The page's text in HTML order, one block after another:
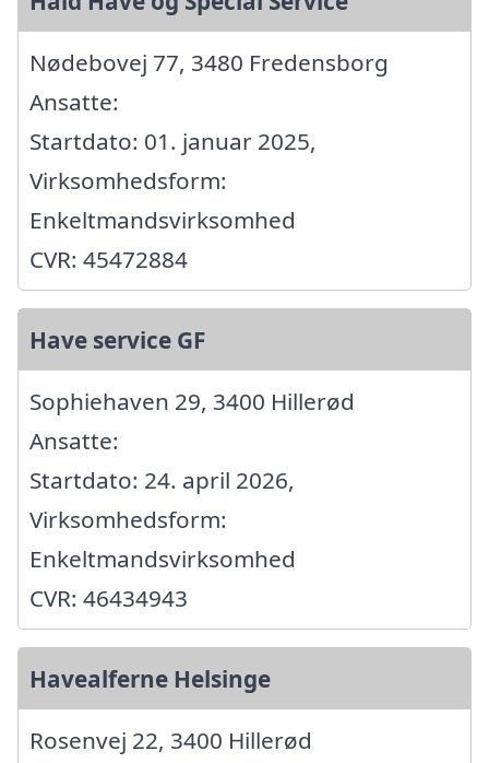
Nødebovej 77, 3480 Fredensborg
Ansatte:
Startdato: 01. januar 2025,
Virksomhedsform:
Enkeltmandsvirksomhed
CVR: 45472884
Have service GF
Sophiehaven 29, 3400 Hillerød
Ansatte:
Startdato: 24. april 2026,
Virksomhedsform:
Enkeltmandsvirksomhed
CVR: 46434943
Havealferne Helsinge
Rosenvej 22, 3400 Hillerød